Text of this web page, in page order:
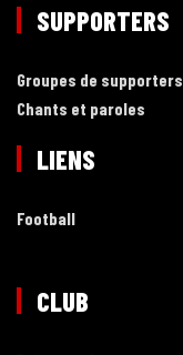
SUPPORTERS
Groupes de supporters
Chants et paroles
LIENS
Football
CLUB